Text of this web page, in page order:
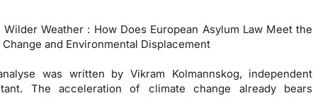
Weather : How Does European Asylum Law Meet the
and Environmental Displacement
was written by Vikram Kolmannskog, independent
The acceleration of climate change already bears